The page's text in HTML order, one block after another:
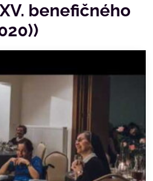
benefičného